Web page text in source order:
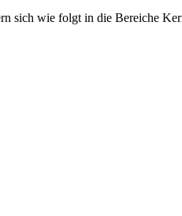
sich wie folgt in die Bereiche